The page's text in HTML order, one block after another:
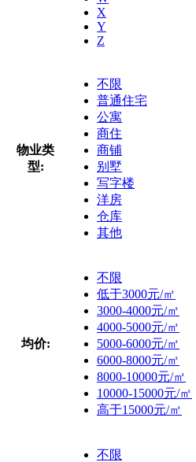
X
Y
Z
物业类
型:
不限
普通住宅
公寓
商住
商铺
别墅
写字楼
洋房
仓库
其他
均价:
不限
低于3000元/㎡
3000-4000元/㎡
4000-5000元/㎡
5000-6000元/㎡
6000-8000元/㎡
8000-10000元/㎡
10000-15000元/㎡
高于15000元/㎡
不限